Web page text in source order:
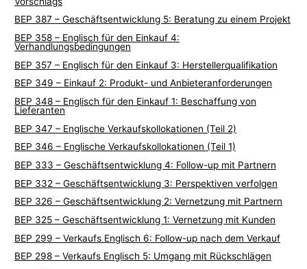
BEP 387 – Geschäftsentwicklung 5: Beratung zu einem Projekt
BEP 358 – Englisch für den Einkauf 4:
Verhandlungsbedingungen
BEP 357 – Englisch für den Einkauf 3: Herstellerqualifikation
BEP 349 – Einkauf 2: Produkt- und Anbieteranforderungen
BEP 348 – Englisch für den Einkauf 1: Beschaffung von
Lieferanten
BEP 347 – Englische Verkaufskollokationen (Teil 2)
BEP 346 – Englische Verkaufskollokationen (Teil 1)
BEP 333 – Geschäftsentwicklung 4: Follow-up mit Partnern
BEP 332 – Geschäftsentwicklung 3: Perspektiven verfolgen
BEP 326 – Geschäftsentwicklung 2: Vernetzung mit Partnern
BEP 325 – Geschäftsentwicklung 1: Vernetzung mit Kunden
BEP 299 – Verkaufs Englisch 6: Follow-up nach dem Verkauf
BEP 298 – Verkaufs Englisch 5: Umgang mit Rückschlägen